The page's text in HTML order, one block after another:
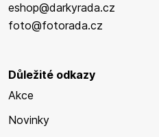
eshop@darkyrada.cz
foto@fotorada.cz
Důležité odkazy
Akce
Novinky